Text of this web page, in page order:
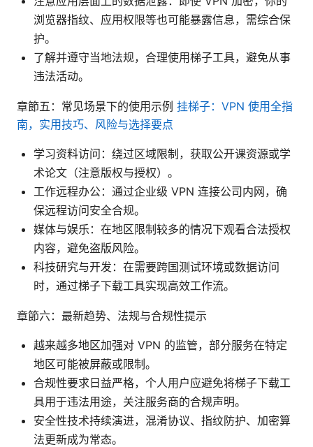
浏览器指纹、应用权限等也可能暴露信息，需综合保
护。
了解并遵守当地法规，合理使用梯子工具，避免从事
违法活动。
章節五：常见场景下的使用示例 挂梯子：VPN 使用全指
南，实用技巧、风险与选择要点
学习资料访问：绕过区域限制，获取公开课资源或学
术论文（注意版权与授权）。
工作远程办公：通过企业级 VPN 连接公司内网，确
保远程访问安全合规。
媒体与娱乐：在地区限制较多的情况下观看合法授权
内容，避免盗版风险。
科技研究与开发：在需要跨国测试环境或数据访问
时，通过梯子下载工具实现高效工作流。
章節六：最新趋势、法规与合规性提示
越来越多地区加强对 VPN 的监管，部分服务在特定
地区可能被屏蔽或限制。
合规性要求日益严格，个人用户应避免将梯子下载工
具用于违法用途，关注服务商的合规声明。
安全性技术持续演进，混淆协议、指纹防护、加密算
法更新成为常态。